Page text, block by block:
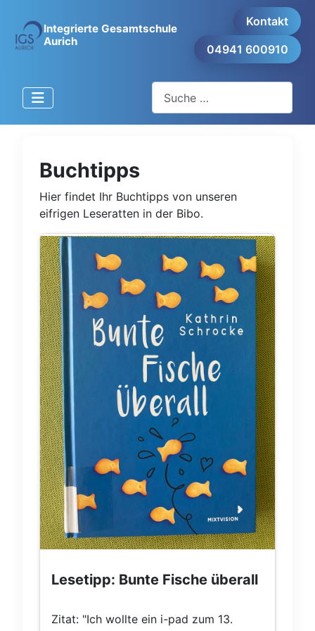
Integrierte Gesamtschule
Aurich
Kontakt
04941 600910
Buchtipps
Hier findet Ihr Buchtipps von unseren
eifrigen Leseratten in der Bibo.
Lesetipp: Bunte Fische überall
Zitat: "Ich wollte ein i-pad zum 13.